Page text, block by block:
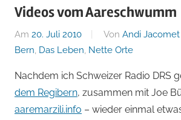
der
Blog
von
Andi
klein-
Videos vom Aareschwumm
Am 20. Juli 2010 Von Andi
Bern, Das Leben, Nette Orte
Nachdem ich Schweizer Radio DRS
dem Regibern, zusammen mit Joe
aaremarzili.info – wieder einmal